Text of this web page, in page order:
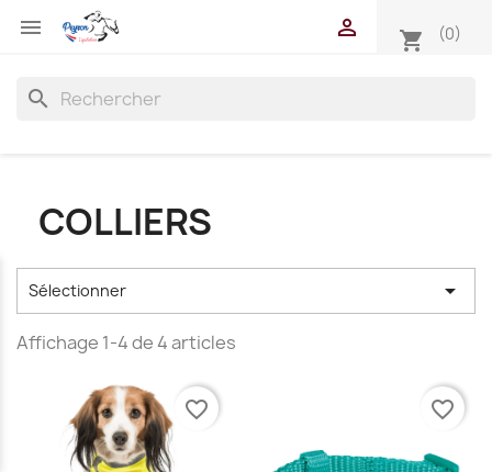
 shopping_cart (0)

search
COLLIERS
Sélectionner 
Affichage 1-4 de 4 articles
favorite_border favorite_border